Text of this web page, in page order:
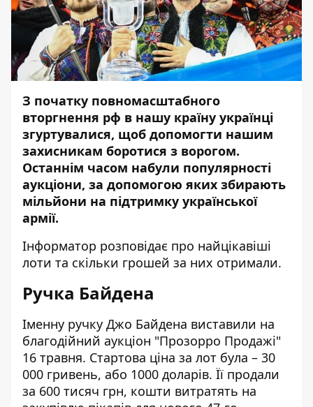
З початку повномасштабного
вторгнення рф в нашу країну українці
згуртувалися, щоб допомогти нашим
захисникам боротися з ворогом.
Останнім часом набули популярності
аукціони, за допомогою яких збирають
мільйони на підтримку української
армії.
Інформатор розповідає про найцікавіші
лоти та скільки грошей за них отримали.
Ручка Байдена
Іменну ручку Джо Байдена виставили на
благодійний аукціон "Прозорро Продажі"
16 травня. Стартова ціна за лот була – 30
000 гривень, або 1000 доларів. Її продали
за 600 тисяч грн, кошти витратять на